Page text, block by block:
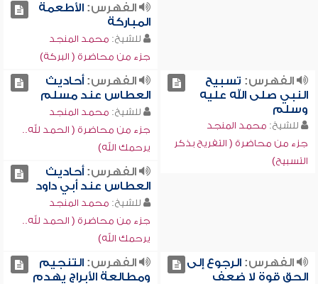
الفهرس:الأطعمة
المباركة
للشيخ: محمد المنجد
جزء من محاضرة ( البركة)
الفهرس: تسبيح
النبي صلى الله عليه
وسلم
للشيخ: محمد المنجد
جزء من محاضرة ( التفريح بذكر
التسبيح)
الفهرس:أحاديث
العطاس عند مسلم
للشيخ: محمد المنجد
جزء من محاضرة ( الحمد لله..
يرحمك الله)
الفهرس:أحاديث
العطاس عند أبي داود
للشيخ: محمد المنجد
جزء من محاضرة ( الحمد لله..
يرحمك الله)
الفهرس:الرجوع إلى
الحق قوة لا ضعف
الفهرس:التنجيم
ومطالعة الأبراج يهدم